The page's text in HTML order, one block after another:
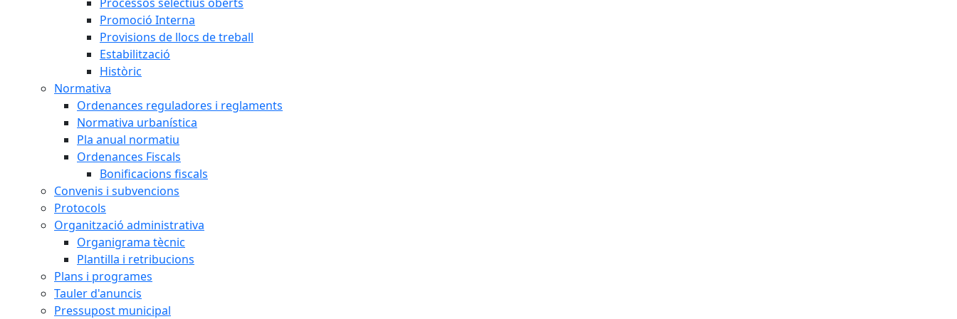
Promoció Interna
Provisions de llocs de treball
Estabilització
Històric
Normativa
Ordenances reguladores i reglaments
Normativa urbanística
Pla anual normatiu
Ordenances Fiscals
Bonificacions fiscals
Convenis i subvencions
Protocols
Organització administrativa
Organigrama tècnic
Plantilla i retribucions
Plans i programes
Tauler d'anuncis
Pressupost municipal